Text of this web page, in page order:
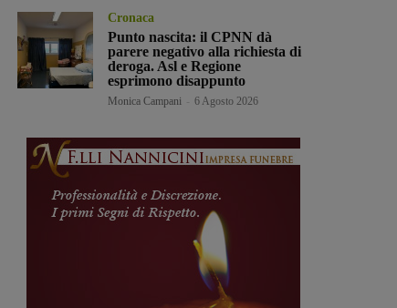
Cronaca
Punto nascita: il CPNN dà
parere negativo alla richiesta di
deroga. Asl e Regione
esprimono disappunto
Monica Campani 6 Agosto 2026